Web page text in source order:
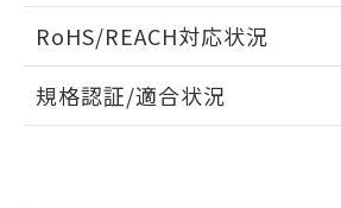
A: 20mm以上、B: 15mm以上
検出物体の大きさと材質による影響
ドすることができます。
ログイン/会員登録
RoHS/REACH対応状況
EU RoHS 注意事項・凡例
規格認証/適合状況
す。